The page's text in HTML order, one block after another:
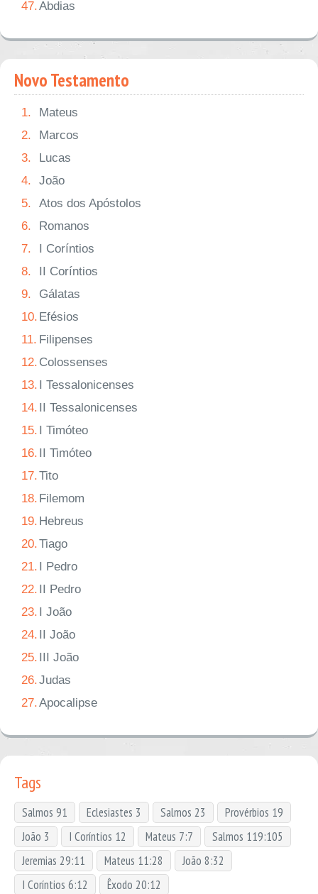
47.Abdias
Novo Testamento
1.
Mateus
2.
Marcos
3.
Lucas
4.
João
5.
Atos dos Apóstolos
6.
Romanos
7.
I Coríntios
8.
II Coríntios
9.
Gálatas
10. Efésios
11. Filipenses
12. Colossenses
13. I Tessalonicenses
14. II Tessalonicenses
15. I Timóteo
16. II Timóteo
17.Tito
18. Filemom
19. Hebreus
20.Tiago
21. I Pedro
22. II Pedro
23. I João
24. II João
25. III João
26.Judas
27.Apocalipse
Tags
Salmos 91 Eclesiastes 3 Salmos 23
Provérbios 19
João 3
I Coríntios 12 Mateus 7:7
Salmos 119:105
Jeremias 29:11
Mateus 11:28
João 8:32
I Coríntios 6:12
Êxodo 20:12